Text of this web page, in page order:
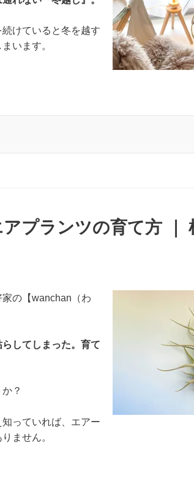
けていると冬を越す
います。
プランツの育て方 ｜
の【wanchan（わ
してしまった。育て
？
っていれば、エアー
ません。